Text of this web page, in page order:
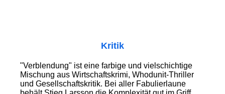
Kritik
"Verblendung" ist eine farbige und vielschichtige
Mischung aus Wirtschaftskrimi, Whodunit-Thriller
und Gesellschaftskritik. Bei aller Fabulierlaune